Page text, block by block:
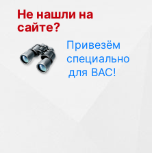
Не нашли на
сайте?
Привезём
специально
для ВАС!